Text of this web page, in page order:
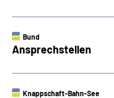
Bund
Ansprechstellen
Knappschaft-Bahn-See